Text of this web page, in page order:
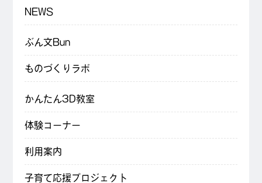
NEWS
ぶん文Bun
ものづくりラボ
かんたん3D教室
体験コーナー
利用案内
子育て応援プロジェクト